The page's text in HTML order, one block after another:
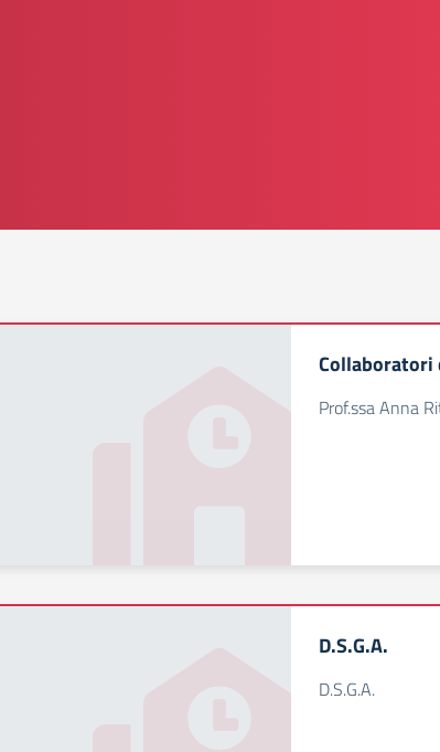
Collaboratori
Prof.ssa Anna
D.S.G.A.
D.S.G.A.